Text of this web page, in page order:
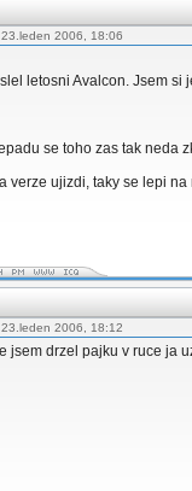
2006, 18:06
letosni Avalcon. Jsem si
se toho zas tak neda
verze ujizdi, taky se lepi
2006, 18:12
jsem drzel pajku v ruce ja